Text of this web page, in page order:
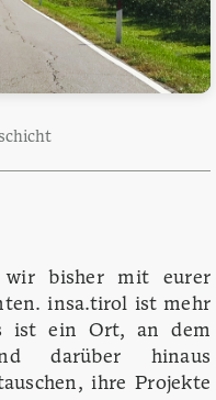
bisher mit eurer
insa.tirol ist mehr
ist ein Ort, an dem
darüber hinaus
ihre Projekte